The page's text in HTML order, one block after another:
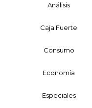
Análisis
Caja Fuerte
Consumo
Economía
Especiales